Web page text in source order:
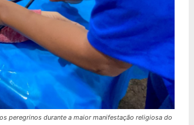
peregrinos durante a maior manifestação religiosa do